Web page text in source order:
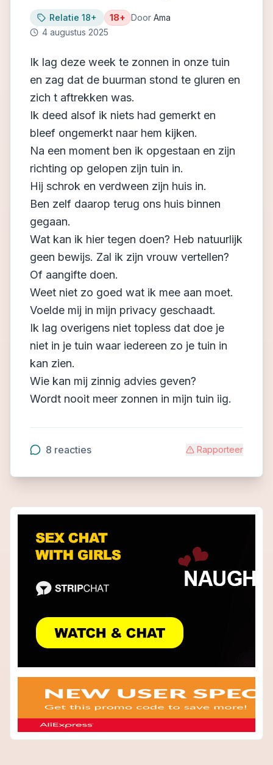
Relatie 18+ 18+ Door Ama
4 augustus 2025
Ik lag deze week te zonnen in onze tuin
en zag dat de buurman stond te gluren en
zich t aftrekken was.
Ik deed alsof ik niets had gemerkt en
bleef ongemerkt naar hem kijken.
Na een moment ben ik opgestaan en zijn
richting op gelopen zijn tuin in.
Hij schrok en verdween zijn huis in.
Ben zelf daarop terug ons huis binnen
gegaan.
Wat kan ik hier tegen doen? Heb natuurlijk
geen bewijs. Zal ik zijn vrouw vertellen?
Of aangifte doen.
Weet niet zo goed wat ik mee aan moet.
Voelde mij in mijn privacy geschaadt.
Ik lag overigens niet topless dat doe je
niet in je tuin waar iedereen zo je tuin in
kan zien.
Wie kan mij zinnig advies geven?
Wordt nooit meer zonnen in mijn tuin iig.
8 reacties Rapporteer